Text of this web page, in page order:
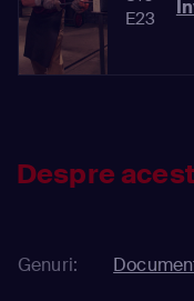
E23
Despre
Genuri: